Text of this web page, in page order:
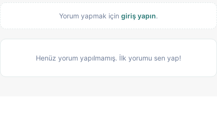
Yorum yapmak için giriş yapın.
Henüz yorum yapılmamış. İlk yorumu sen yap!